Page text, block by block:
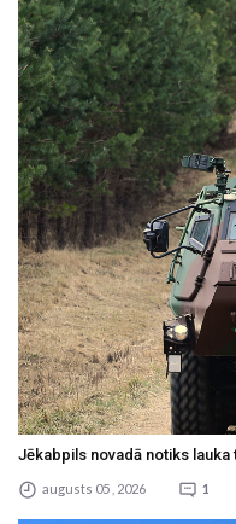
Jēkabpils novadā notiks
augusts 05 , 2026 1